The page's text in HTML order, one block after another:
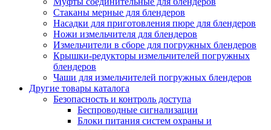
Стаканы мерные для блендеров
Насадки для приготовления пюре для блендеров
Ножи измельчителя для блендеров
Измельчители в сборе для погружных блендеров
Крышки-редукторы измельчителей погружных
блендеров
Чаши для измельчителей погружных блендеров
Другие товары каталога
Безопасность и контроль доступа
Беспроводные сигнализации
Блоки питания систем охраны и